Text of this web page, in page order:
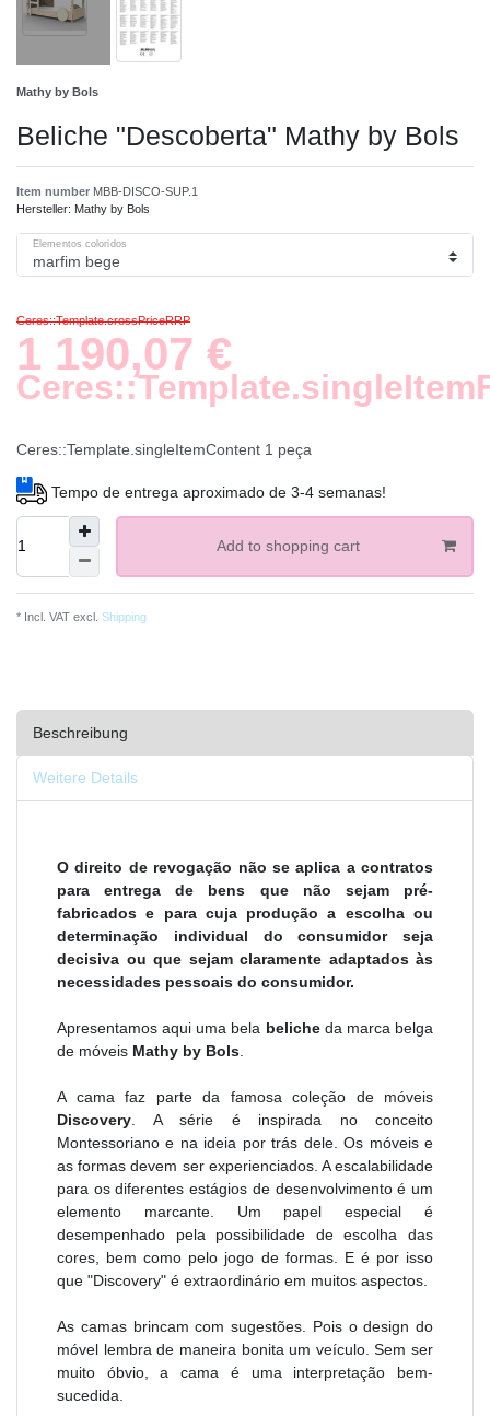
Mathy by Bols
Beliche "Descoberta" Mathy by Bols
Item number MBB-DISCO-SUP.1
Hersteller: Mathy by Bols
Elementos coloridos
Ceres::Template.crossPriceRRP
1 190,07 €
Ceres::Template.singleItemContent 1 peça
Tempo de entrega aproximado de 3-4 semanas!
Add to shopping cart
* Incl. VAT excl. Shipping
Beschreibung
Weitere Details
O direito de revogação não se aplica a contratos
para entrega de bens que não sejam pré-
fabricados e para cuja produção a escolha ou
determinação individual do consumidor seja
decisiva ou que sejam claramente adaptados às
necessidades pessoais do consumidor.
Apresentamos aqui uma bela belicheda marca belga
de móveis Mathy by Bols
A cama faz parte da famosa coleção de móveis
Discovery . A série é inspirada no conceito
Montessoriano e na ideia por trás dele. Os móveis e
as formas devem ser experienciados. A escalabilidade
para os diferentes estágios de desenvolvimento é um
elemento marcante. Um papel especial é
desempenhado pela possibilidade de escolha das
cores, bem como pelo jogo de formas. E é por isso
que "Discovery" é extraordinário em muitos aspectos.
As camas brincam com sugestões. Pois o design do
móvel lembra de maneira bonita um veículo. Sem ser
muito óbvio, a cama é uma interpretação bem-
sucedida.